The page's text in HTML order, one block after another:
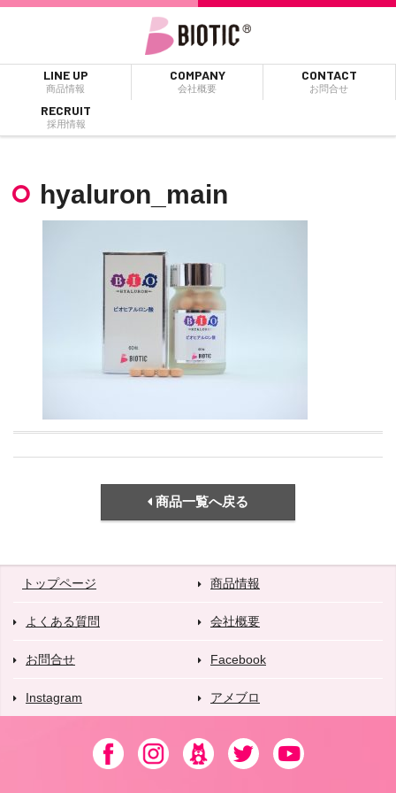
LINE UP
商品情報
COMPANY
会社概要
CONTACT
お問合せ
RECRUIT
採用情報
hyaluron_main
商品一覧へ戻る
トップページ 商品情報
よくある質問 会社概要
お問合せ Facebook
Instagram アメブロ